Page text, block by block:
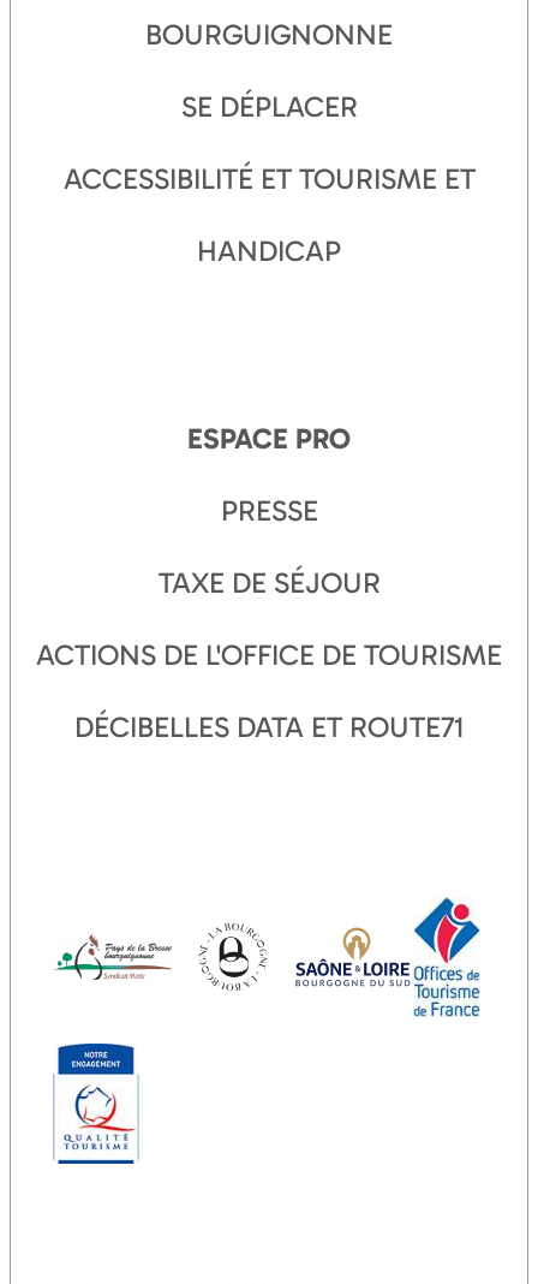
BOURGUIGNONNE
SE DÉPLACER
ACCESSIBILITÉ ET TOURISME ET
HANDICAP
ESPACE PRO
PRESSE
TAXE DE SÉJOUR
ACTIONS DE L'OFFICE DE TOURISME
DÉCIBELLES DATA ET ROUTE71